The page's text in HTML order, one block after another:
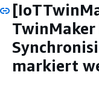
TwinMaker
markiert